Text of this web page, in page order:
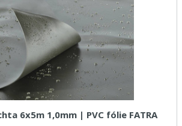
6x5m 1,0mm | PVC fólie FATRA